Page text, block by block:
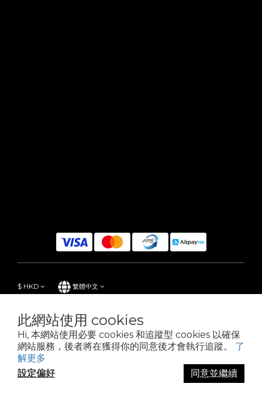
此網站使用 cookies
Hi, 本網站使用必要 cookies 和追蹤型 cookies 以確保
網站服務，後者將在獲得你的同意後才會執行追蹤。 了
解更多
設定偏好
同意並繼續
$ HKD 繁體中文
Powered by SHOPLINE